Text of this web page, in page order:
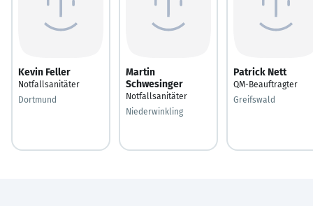
Kevin Feller
Notfallsanitäter
Dortmund
Martin
Schwesinger
Notfallsanitäter
Niederwinkling
Patrick Nett
QM-Beauftragter
Greifswald